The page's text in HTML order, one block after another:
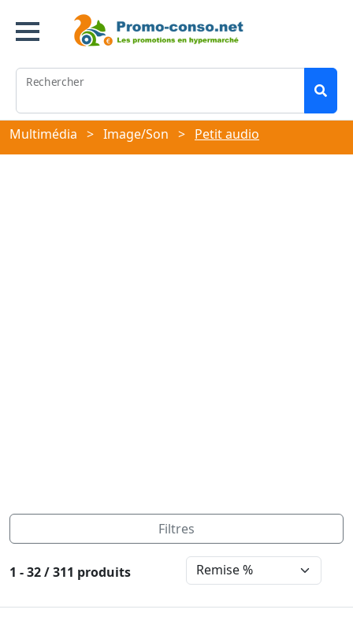
Rechercher
Multimédia > Image/Son > Petit audio
Filtres
1 - 32 / 311 produits